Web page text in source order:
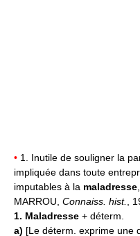
• 1. Inutile de souligner la
impliquée dans toute
imputables à la maladresse
MARROU, Connaiss. hist.
,
1. Maladresse + déterm.
a) [Le déterm. exprime une